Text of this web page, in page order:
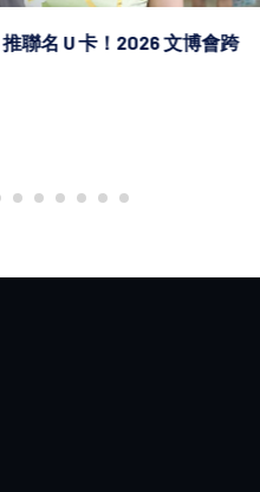
名 U 卡！2026 文博會跨